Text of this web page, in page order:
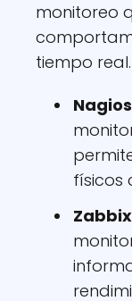
monitoreo
tiempo
físicos